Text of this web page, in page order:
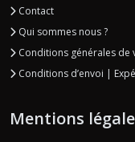
Contact
Qui sommes nous ?
Conditions générales de
Conditions d’envoi |
Mentions